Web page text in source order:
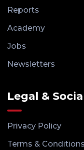
Reports
Academy
Jobs
Newsletters
Legal &
Privacy Policy
Terms & Conditions